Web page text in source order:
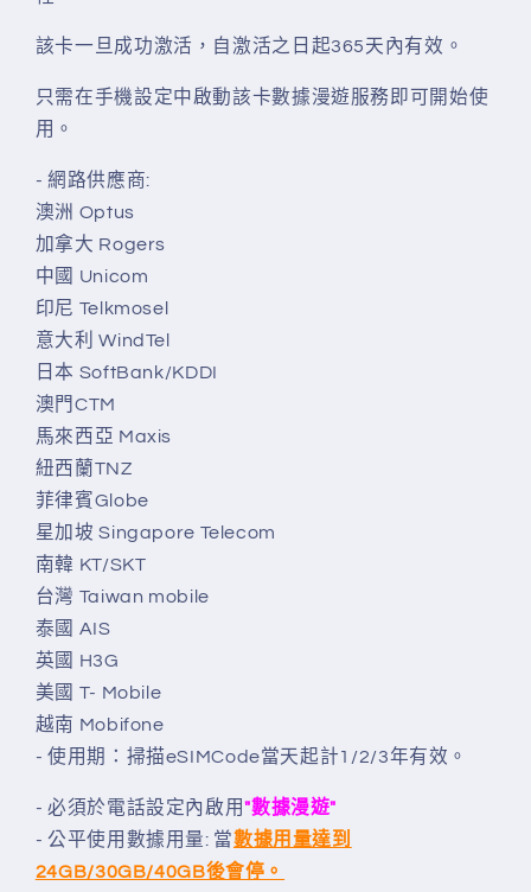
減
增
該卡一旦成功激活，自激活之日起365天內有效。
只需在手機設定中啟動該卡數據漫遊服務即可開始使
用。
- 網路供應商:
澳洲 Optus
加拿大 Rogers
中國 Unicom
印尼 Telkmosel
意大利 WindTel
日本 SoftBank/KDDI
澳門CTM
馬來西亞 Maxis
紐西蘭TNZ
菲律賓Globe
星加坡 Singapore Telecom
南韓 KT/SKT
台灣 Taiwan mobile
泰國 AIS
英國 H3G
美國 T- Mobile
越南 Mobifone
- 使用期：掃描eSIMCode當天起計1/2/3年有效 。
- 必須於電話設定內啟用"數據漫遊"
- 公平使用數據用量: 當數據用量達到
24GB/30GB/40GB後會停。